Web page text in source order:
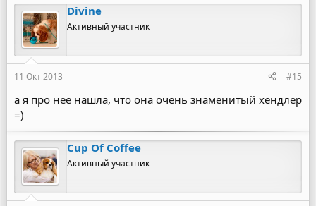
Divine
Активный участник
11 Окт 2013 #15
а я про нее нашла, что она очень знаменитый хендлер
=)
Cup Of Coffee
Активный участник